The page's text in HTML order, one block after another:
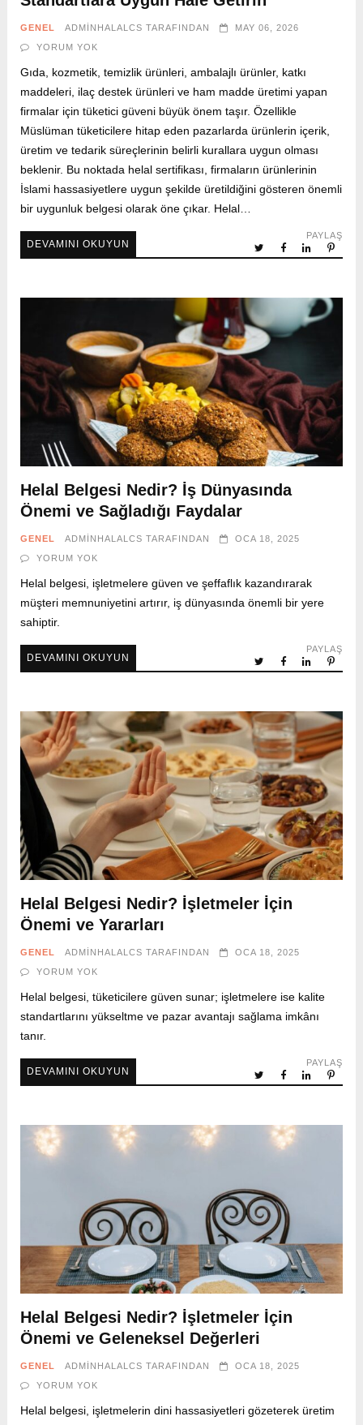
GENEL ADMINHALALCS TARAFINDAN
MAY 06, 2026
YORUM YOK
Gıda, kozmetik, temizlik ürünleri, ambalajlı ürünler, katkı
maddeleri, ilaç destek ürünleri ve ham madde üretimi yapan
firmalar için tüketici güveni büyük önem taşır. Özellikle
Müslüman tüketicilere hitap eden pazarlarda ürünlerin içerik,
üretim ve tedarik süreçlerinin belirli kurallara uygun olması
beklenir. Bu noktada helal sertifikası, firmaların ürünlerinin
İslami hassasiyetlere uygun şekilde üretildiğini gösteren önemli
bir uygunluk belgesi olarak öne çıkar. Helal…
DEVAMINI OKUYUN
PAYLAŞ
Helal Belgesi Nedir? İş Dünyasında
Önemi ve Sağladığı Faydalar
GENEL ADMINHALALCS TARAFINDAN
OCA 18, 2025
YORUM YOK
Helal belgesi, işletmelere güven ve şeffaflık kazandırarak
müşteri memnuniyetini artırır, iş dünyasında önemli bir yere
sahiptir.
DEVAMINI OKUYUN
PAYLAŞ
Helal Belgesi Nedir? İşletmeler İçin
Önemi ve Yararları
GENEL ADMINHALALCS TARAFINDAN
OCA 18, 2025
YORUM YOK
Helal belgesi, tüketicilere güven sunar; işletmelere ise kalite
standartlarını yükseltme ve pazar avantajı sağlama imkânı
tanır.
DEVAMINI OKUYUN
PAYLAŞ
Helal Belgesi Nedir? İşletmeler İçin
Önemi ve Geleneksel Değerleri
GENEL ADMINHALALCS TARAFINDAN
OCA 18, 2025
YORUM YOK
Helal belgesi, işletmelerin dini hassasiyetleri gözeterek üretim